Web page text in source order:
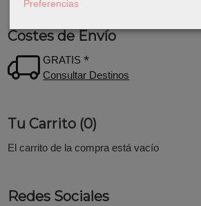
Costes de Envío
GRATIS *
Consultar Destinos
Tu Carrito (0)
El carrito de la compra está vacío
Redes Sociales
Preferencias